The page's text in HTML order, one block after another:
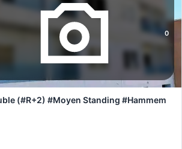
0
(#R+2) #Moyen Standing #Hammem